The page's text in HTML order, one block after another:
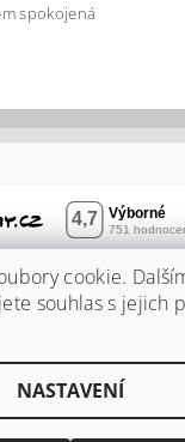
souhlasíte s
spokojená
, všechna práva
cookie.
souhlas s jejich
NASTAVENÍ